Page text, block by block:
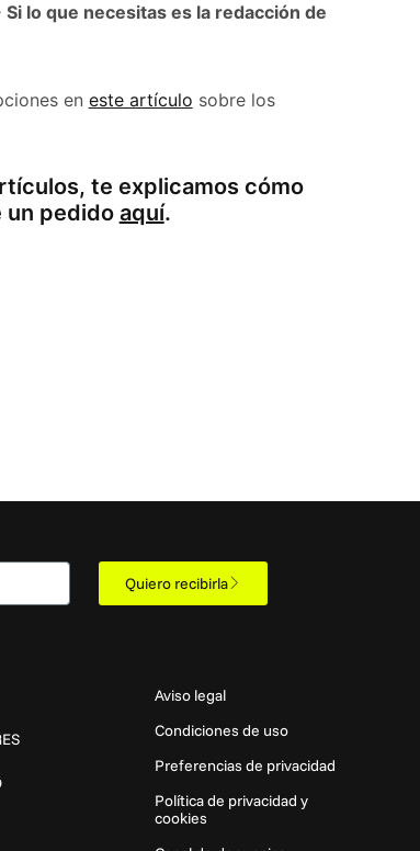
lo que necesitas es la redacción de
en este artículo sobre los
te explicamos cómo
un pedido aquí.
Quiero recibirla
Aviso legal
Condiciones de uso
Preferencias de privacidad
Política de privacidad y
cookies